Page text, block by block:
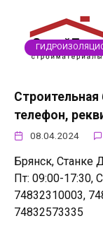
телефон,
08.04.2024
Брянск, Станке
Пт: 09:00-17:30,
74832310003,
74832573335